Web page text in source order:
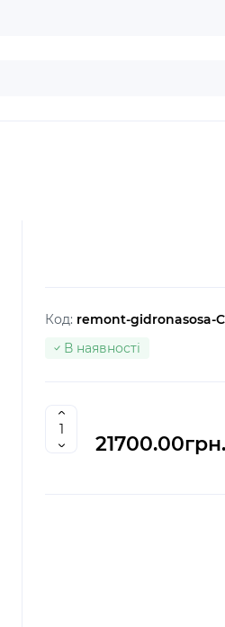
Код: remont-gidronasosa-
В наявності
21700.00грн.